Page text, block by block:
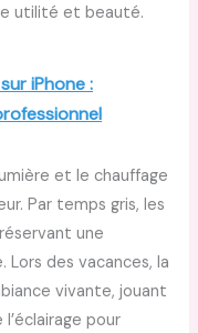
utilité et beauté.
iPhone :
et le chauffage
Par temps gris, les
une
des vacances, la
vivante, jouant
pour